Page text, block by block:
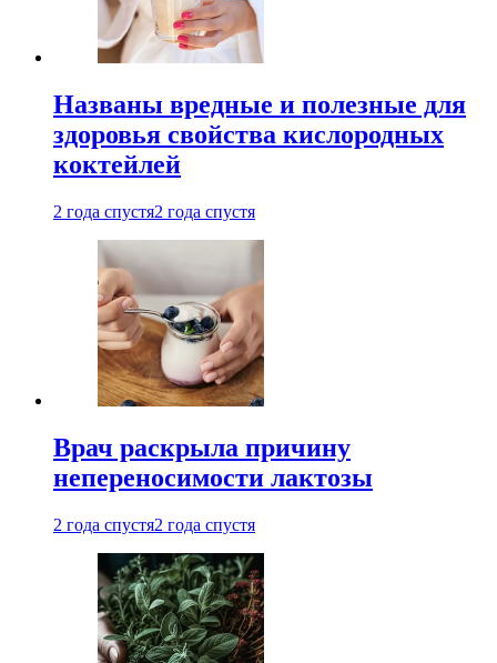
Названы вредные и полезные для
здоровья свойства кислородных
коктейлей
2 года спустя2 года спустя
Врач раскрыла причину
непереносимости лактозы
2 года спустя2 года спустя